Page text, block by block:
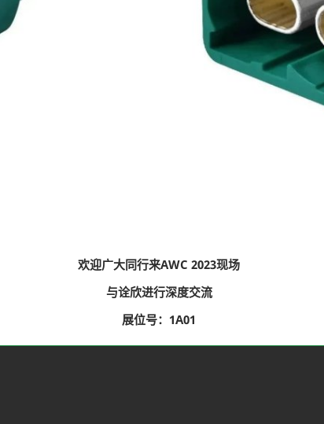
欢迎广大同行来AWC 2023现场
与诠欣进行深度交流
展位号：1A01